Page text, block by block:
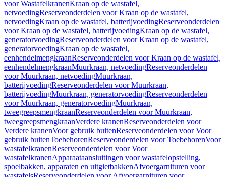
voor WastafelkranenKraan op de wastafel,
netvoedingReserveonderdelen voor Kraan op de wastafel,
netvoedingKraan op de wastafel, batterijvoedingReserveonderdelen
voor Kraan op de wastafel, batterijvoedingKraan op de wastafel,
generatorvoedingReserveonderdelen voor Kraan op de wastafel,
generatorvoedingKraan op de wastafel,
eenhendelmengkraanReserveonderdelen voor Kraan op de wastafel,
eenhendelmengkraanMuurkraan, netvoedingReserveonderdelen
voor Muurkraan, netvoedingMuurkraan,
batterijvoedingReserveonderdelen voor Muurkraan,
batterijvoedingMuurkraan, generatorvoedingReserveonderdelen
voor Muurkraan, generatorvoedingMuurkraan,
tweegreepsmengkraanReserveonderdelen voor Muurkraan,
tweegreepsmengkraanVerdere kranenReserveonderdelen voor
Verdere kranenVoor gebruik buitenReserveonderdelen voor Voor
gebruik buitenToebehorenReserveonderdelen voor ToebehorenVoor
wastafelkranenReserveonderdelen voor Voor
wastafelkranenApparaataansluitingen voor wastafelopstelling,
spoelbakken, apparaten en uitgietbakkenAfvoergarnituren voor